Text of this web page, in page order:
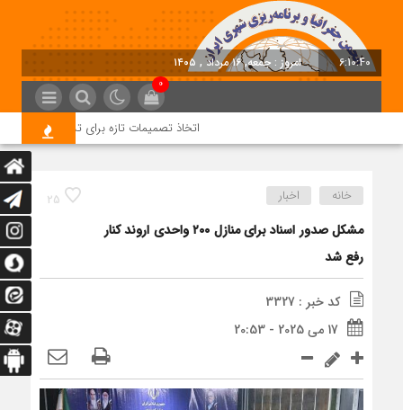
6:10:40 امروز : جمعه, ۱۶ مرداد , ۱۴۰۵
0
اتخاذ تصمیمات تازه برای تسریع در روند
25 خانه اخبار
مشکل صدور اسناد برای منازل ۲۰۰ واحدی اروند کنار
رفع شد
کد خبر : 3327
17 می 2025 - 20:53